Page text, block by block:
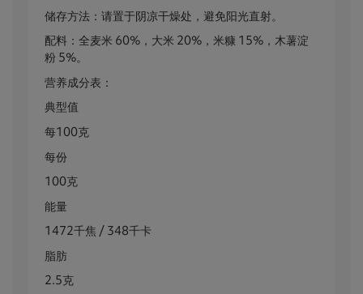
储存方法：请置于阴凉干燥处，避免阳光直射。
配料：全麦米 60%，大米 20%，米糠 15%，木薯淀
粉 5%。
营养成分表：
典型值
每100克
每份
100克
能量
1472千焦 / 348千卡
脂肪
2.5克